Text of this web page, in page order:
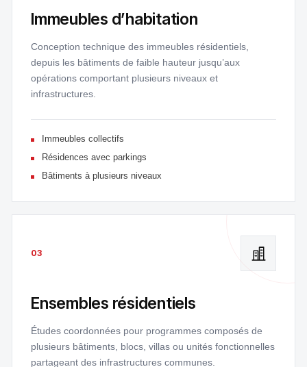
Immeubles d’habitation
Conception technique des immeubles résidentiels,
depuis les bâtiments de faible hauteur jusqu’aux
opérations comportant plusieurs niveaux et
infrastructures.
Immeubles collectifs
Résidences avec parkings
Bâtiments à plusieurs niveaux
03
Ensembles résidentiels
Études coordonnées pour programmes composés de
plusieurs bâtiments, blocs, villas ou unités fonctionnelles
partageant des infrastructures communes.